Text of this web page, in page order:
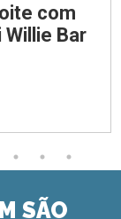
com
Bar
SÃO